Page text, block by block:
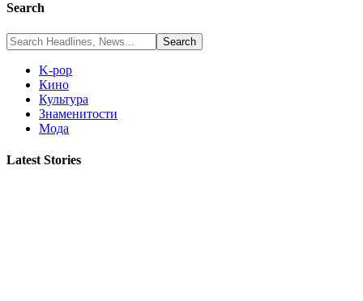
Search
K-pop
Кино
Культура
Знаменитости
Мода
Latest Stories